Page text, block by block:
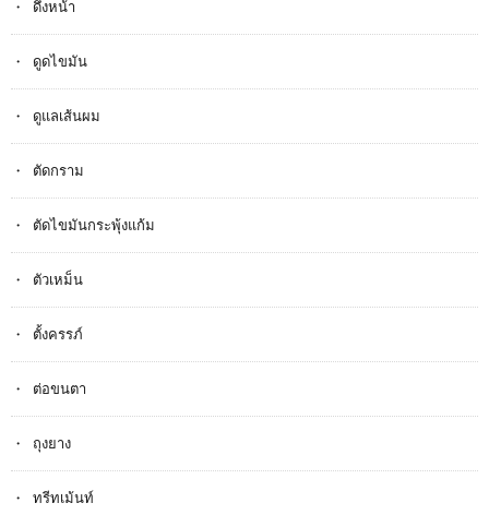
ดึงหน้า
ดูดไขมัน
ดูแลเส้นผม
ตัดกราม
ตัดไขมันกระพุ้งแก้ม
ตัวเหม็น
ตั้งครรภ​์
ต่อขนตา
ถุงยาง
ทรีทเม้นท์